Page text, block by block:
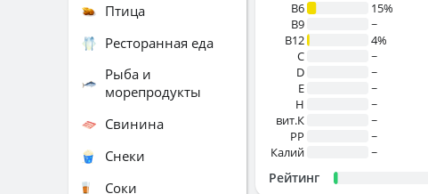
B6
15%
B9
~
B12
4%
C
~
D
~
E
~
H
~
вит.К
~
PP
~
Калий
~
Рейтинг
Птица
Ресторанная еда
Рыба и
морепродукты
Свинина
Снеки
Соки